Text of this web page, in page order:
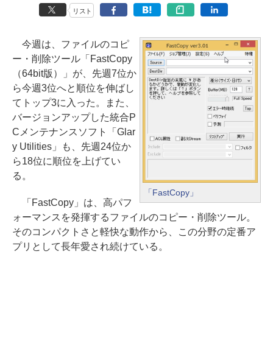
リスト
「FastCopy」
今週は、ファイルのコピ
ー・削除ツール「FastCopy
（64bit版）」が、先週7位か
ら今週3位へと順位を伸ばし
てトップ3に入った。また、
バージョンアップした統合P
Cメンテナンスソフト「Glar
y Utilities」も、先週24位か
ら18位に順位を上げてい
る。
「FastCopy」は、高パフ
ォーマンスを発揮するファイルのコピー・削除ツール。
そのコンパクトさと軽快な動作から、この分野の定番ア
プリとして長年愛され続けている。